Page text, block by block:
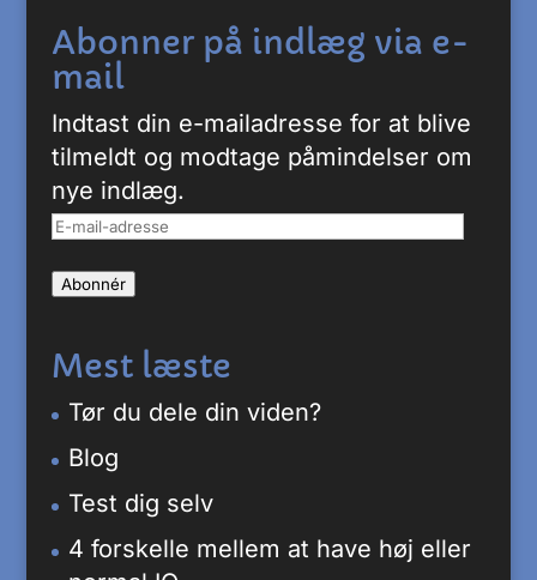
Abonner på indlæg via e-
mail
Indtast din e-mailadresse for at blive
tilmeldt og modtage påmindelser om
nye indlæg.
E-
adresse
Abonnér
Mest læste
Tør du dele din viden?
Blog
Test dig selv
4 forskelle mellem at have høj eller